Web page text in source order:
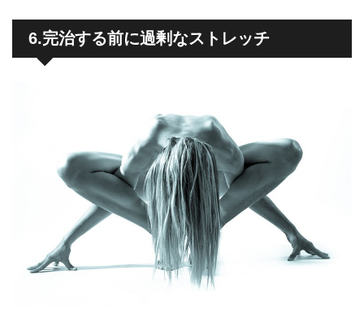
6.完治する前に過剰なストレッチ